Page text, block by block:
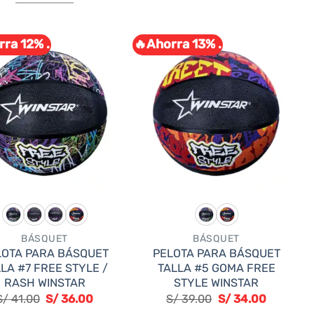
tiene
múltiples
variantes.
Las
opciones
se
pueden
elegir
la
de
producto
12% .
BÁSQUET
PARA BÁSQUET
#7 FREE STYLE /
RASH WINSTAR
41.00 S/36.00
🔥Ahorra 13% .
BÁSQUET
PELOTA PARA BÁSQUET
TALLA #5 GOMA FREE
STYLE WINSTAR
S/39.00 S/34.00